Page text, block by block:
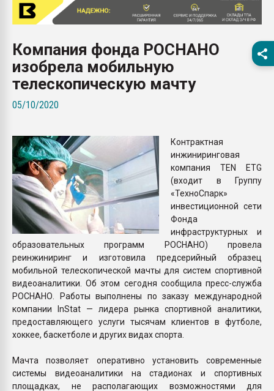
28.07.2026
первый план в
28.07.2026
ситуацией на
Всё, что касается
Компания фонда РОСНАНО
изобрела мобильную
телескопическую мачту
05/10/2020
Контрактная
инжиниринговая
компания TEN ETG
(входит в Группу
«ТехноСпарк»
инвестиционной сети
Фонда
инфраструктурных и
образовательных программ РОСНАНО) провела
реинжиниринг и изготовила предсерийный образец
мобильной телескопической мачты для систем спортивной
видеоаналитики. Об этом сегодня сообщила пресс-служба
РОСНАНО. Работы выполнены по заказу международной
компании InStat — лидера рынка спортивной аналитики,
предоставляющего услуги тысячам клиентов в футболе,
хоккее, баскетболе и других видах спорта.
Мачта позволяет оперативно установить современные
системы видеоаналитики на стадионах и спортивных
площадках, не располагающих возможностями для